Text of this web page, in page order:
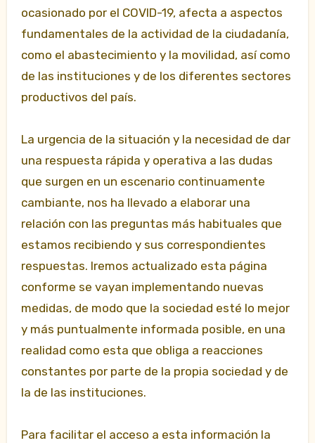
ocasionado por el COVID-19, afecta a aspectos
fundamentales de la actividad de la ciudadanía,
como el abastecimiento y la movilidad, así como
de las instituciones y de los diferentes sectores
productivos del país.
La urgencia de la situación y la necesidad de dar
una respuesta rápida y operativa a las dudas
que surgen en un escenario continuamente
cambiante, nos ha llevado a elaborar una
relación con las preguntas más habituales que
estamos recibiendo y sus correspondientes
respuestas. Iremos actualizado esta página
conforme se vayan implementando nuevas
medidas, de modo que la sociedad esté lo mejor
y más puntualmente informada posible, en una
realidad como esta que obliga a reacciones
constantes por parte de la propia sociedad y de
la de las instituciones.
Para facilitar el acceso a esta información la